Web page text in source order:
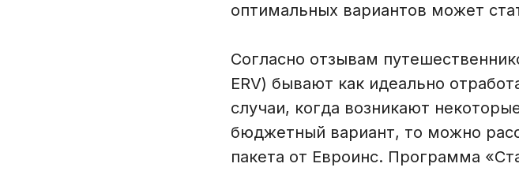
оптимальных вариантов может
Согласно отзывам
ERV) бывают как идеально
случаи, когда возникают
бюджетный вариант, то можно
пакета от Евроинс. Программа